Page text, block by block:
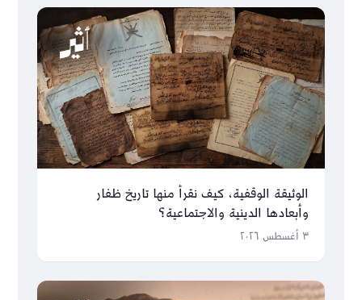
الوثيقة الوقفية، كيف نقرأ منها تاريخ ظفار
وأبعادها الدينية والاجتماعية؟
٣ أغسطس ٢٠٢٦